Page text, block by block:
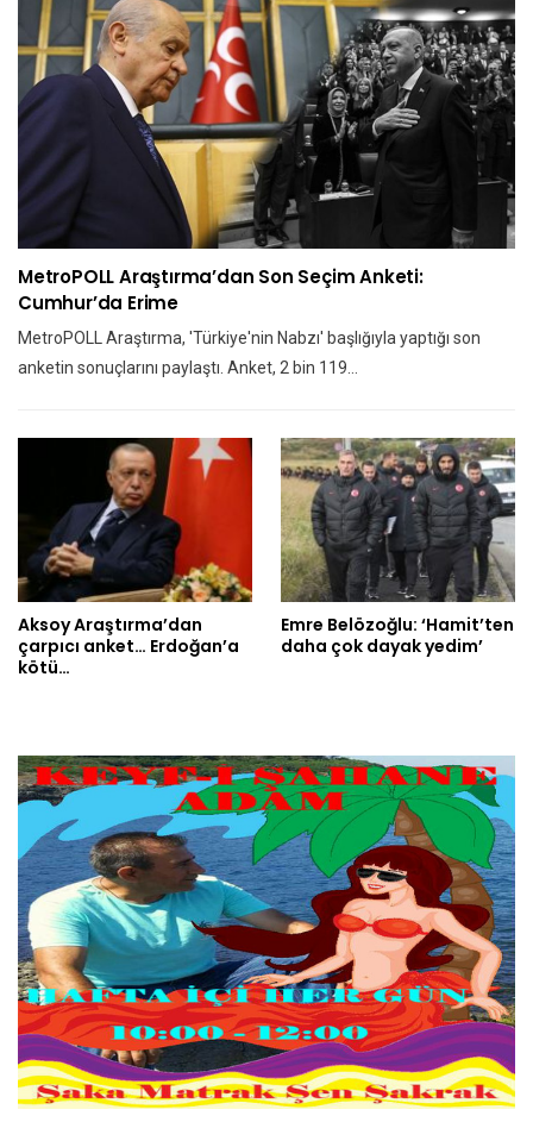
MetroPOLL Araştırma’dan Son Seçim Anketi:
Cumhur’da Erime
MetroPOLL Araştırma, 'Türkiye'nin Nabzı' başlığıyla yaptığı son
anketin sonuçlarını paylaştı. Anket, 2 bin 119…
Aksoy Araştırma’dan
çarpıcı anket… Erdoğan’a
kötü…
Emre Belözoğlu: ‘Hamit’ten
daha çok dayak yedim’